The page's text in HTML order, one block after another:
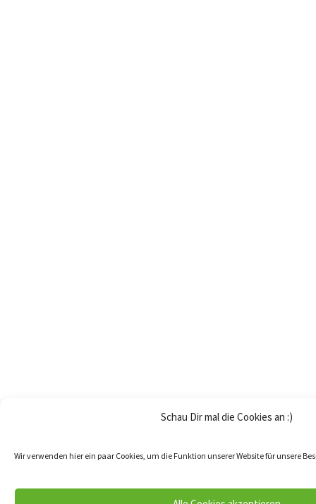
Schau Dir mal die Cookies an :)
Wir verwenden hier ein paar Cookies, um die Funktion unserer Website für unsere